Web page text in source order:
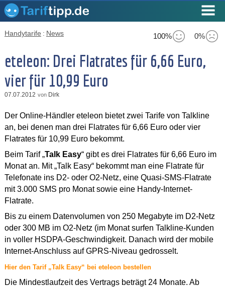
100% 0%
Handytarife : News
eteleon: Drei Flatrates für 6,66 Euro,
vier für 10,99 Euro
07.07.2012 von Dirk
Der Online-Händler eteleon bietet zwei Tarife von Talkline
an, bei denen man drei Flatrates für 6,66 Euro oder vier
Flatrates für 10,99 Euro bekommt.
Beim Tarif „Talk Easy“ gibt es drei Flatrates für 6,66 Euro im
Monat an. Mit „Talk Easy“ bekommt man eine Flatrate für
Telefonate ins D2- oder O2-Netz, eine Quasi-SMS-Flatrate
mit 3.000 SMS pro Monat sowie eine Handy-Internet-
Flatrate.
Bis zu einem Datenvolumen von 250 Megabyte im D2-Netz
oder 300 MB im O2-Netz (im Monat surfen Talkline-Kunden
in voller HSDPA-Geschwindigkeit. Danach wird der mobile
Internet-Anschluss auf GPRS-Niveau gedrosselt.
Hier den Tarif „Talk Easy“ bei eteleon bestellen
Die Mindestlaufzeit des Vertrags beträgt 24 Monate. Ab